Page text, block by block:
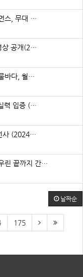
스, 무대 …
상 공개(2…
바다, 월…
력 입증 (…
사 (2024…
린 끝까지 간…
날짜순
175